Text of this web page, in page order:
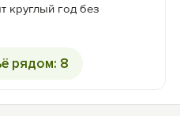
круглый год без
рядом: 8